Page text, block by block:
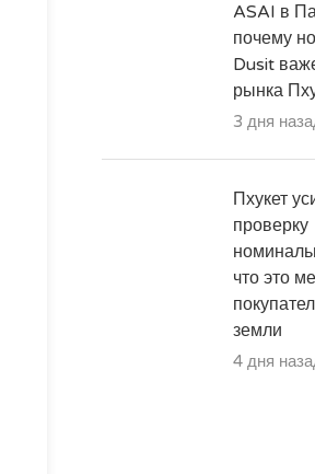
ASAI в
почему
Dusit
рынка
3 дня
Пхукет
проверку
что это
земли
4 дня